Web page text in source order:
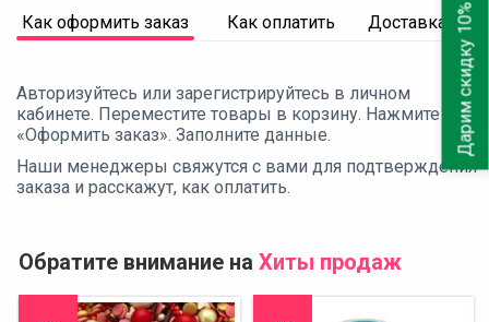
Как оформить заказ Как оплатить Доставка
Авторизуйтесь или зарегистрируйтесь в личном
кабинете. Переместите товары в корзину. Нажмите
«Оформить заказ». Заполните данные.
Наши менеджеры свяжутся с вами для подтверждения
заказа и расскажут, как оплатить.
Обратите внимание на Хиты продаж
Дарим скидку 10%